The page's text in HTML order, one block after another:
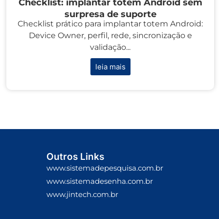
Checklist: implantar totem Android sem
surpresa de suporte
Checklist prático para implantar totem Android:
Device Owner, perfil, rede, sincronização e
validação...
leia mais
Outros Links
www.sistemadepesquisa.com.br
www.sistemadesenha.com.br
www.jintech.com.br